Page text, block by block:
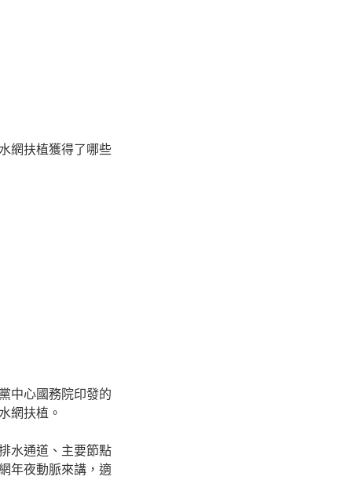
網扶植獲得了哪些
中心國務院印發的
網扶植。
水通道、主要節點
年夜動脈來講，適